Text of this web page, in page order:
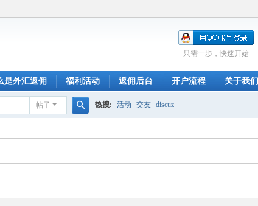
只需一步，快速开始
是外汇返佣 福利活动 返佣后台 开户流程 关于我们
帖子
索
热搜: 活动 交友 discuz